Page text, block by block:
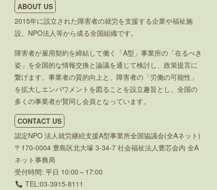
ABOUT US
2015年に設立された障害者の就労を支援する企業や福祉施
設、NPO法人等から成る全国組織です。
障害者が雇用契約を締結して働く「A型」事業所の「在るべき
姿」を全国的な情報交換と論議を通じて検討し、政策提言に
繋げます。事業者の質的向上と、障害者の「労働の可能性」
を拡大しエンパワメントを図ることを設立趣旨とし、全国の
多くの事業者が賛同し会員となっています。
CONTACT US
認定NPO 法人就労継続支援A型事業所全国協議会(全Aネット)
〒170-0004 豊島区北大塚 3-34-7 社会福祉法人豊芯会内 全A
ネット事務局
受付時間: 平日 10:00～17:00
TEL:03-3915-8111